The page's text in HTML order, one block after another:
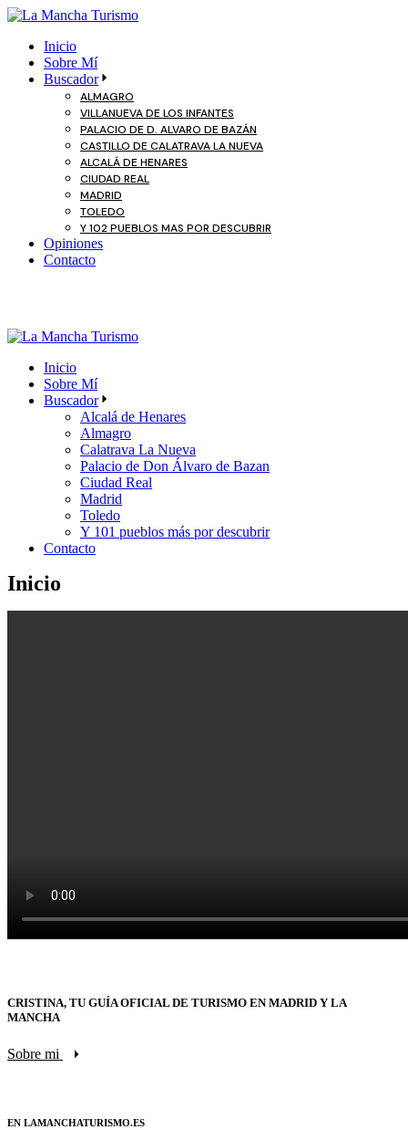
Skip
content
Inicio
Sobre Mí
Buscador
ALMAGRO
VILLANUEVA DE LOS INFANTES
PALACIO DE D. ALVARO DE BAZÁN
CASTILLO DE CALATRAVA LA NUEVA
ALCALÁ DE HENARES
CIUDAD REAL
MADRID
TOLEDO
Y 102 PUEBLOS MAS POR DESCUBRIR
Opiniones
Contacto
Inicio
Sobre Mí
Buscador
Alcalá de Henares
Almagro
Calatrava La Nueva
Palacio de Don Álvaro de Bazan
Ciudad Real
Madrid
Toledo
Y 101 pueblos más por descubrir
Contacto
Inicio
CRISTINA, TU GUÍA OFICIAL DE TURISMO EN MADRID Y LA
MANCHA
Sobre mi
EN LAMANCHATURISMO.ES